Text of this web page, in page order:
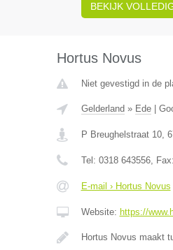
BEKIJK
Hortus Novus
Niet gevestigd in de
Gelderland » Ede|
P Breughelstraat 10,
Tel: 0318 643556, Fax:
E-mail › Hortus Novus
Website: https://
Hortus Novus maakt